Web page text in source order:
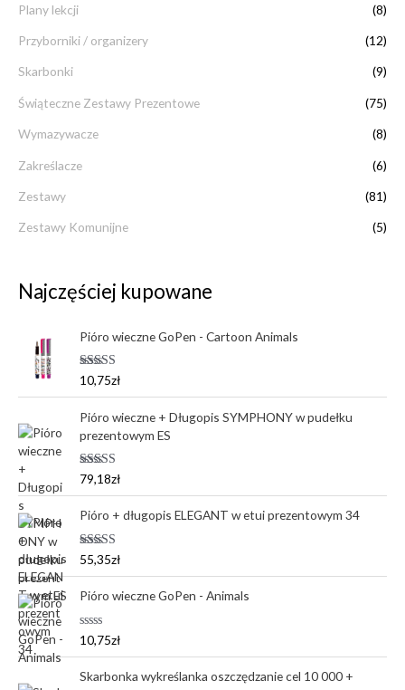
Plany lekcji (8)
Przyborniki / organizery (12)
Skarbonki (9)
Świąteczne Zestawy Prezentowe (75)
Wymazywacze (8)
Zakreślacze (6)
Zestawy (81)
Zestawy Komunijne (5)
Najczęściej kupowane
Pióro wieczne GoPen - Cartoon Animals
Oceniono
5.00
10,75zł
Pióro wieczne + Długopis SYMPHONY w pudełku
prezentowym ES
Oceniono
5.00
79,18zł
Pióro + długopis ELEGANT w etui prezentowym 34
Oceniono
5.00
55,35zł
Pióro wieczne GoPen - Animals
O
e
n
i
10,75zł
Skarbonka wykreślanka oszczędzanie cel 10 000 +